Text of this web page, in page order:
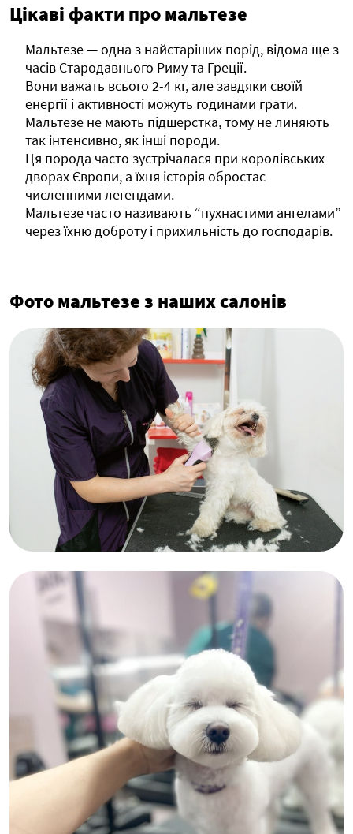
Цікаві факти про мальтезе
Мальтезе — одна з найстаріших порід, відома ще з
часів Стародавнього Риму та Греції.
Вони важать всього 2-4 кг, але завдяки своїй
енергії і активності можуть годинами грати.
Мальтезе не мають підшерстка, тому не линяють
так інтенсивно, як інші породи.
Ця порода часто зустрічалася при королівських
дворах Європи, а їхня історія обростає
численними легендами.
Мальтезе часто називають “пухнастими ангелами”
через їхню доброту і прихильність до господарів.
Фото мальтезе з наших салонів